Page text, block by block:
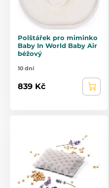
Polštářek pro miminko
Baby In World Baby Air
béžový
10 dní
839 Kč